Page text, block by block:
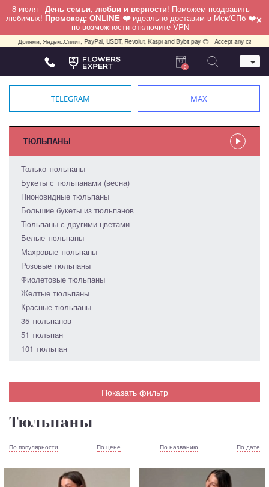
8 июля - День семьи, любви и верности! Поможем поздравить
любимых! Промокод: ONLINE ❤️ идеально доставим в Мск/СПб ❤️
по возможности отключите VPN ×
PayPal, USDT, Revolut, Kaspi and Bybit pay 😊 Accept any cards any country,
Телефон
+7 (812) 425 36 05
Санкт-Петербург,
0
TELEGRAM MAX
ТЮЛЬПАНЫ
Только тюльпаны
Букеты с тюльпанами (весна)
Пионовидные тюльпаны
Большие букеты из тюльпанов
Тюльпаны с другими цветами
Белые тюльпаны
Махровые тюльпаны
Розовые тюльпаны
Фиолетовые тюльпаны
Желтые тюльпаны
Красные тюльпаны
35 тюльпанов
51 тюльпан
101 тюльпан
Показать фильтр
Тюльпаны
По популярности По цене По названию По дате